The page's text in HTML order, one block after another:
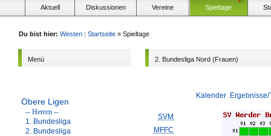
Aktuell Diskussionen Vereine Spieltage
Du bist hier: Westen | Startseite » Spieltage
Menü
Obere Ligen
-- Herren --
1. Bundesliga
2. Bundesliga
2. Bundesliga Nord (Frauen)
Kalender
SVM
MFFC